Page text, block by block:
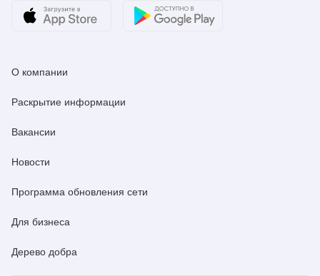
О компании
Раскрытие информации
Вакансии
Новости
Программа обновления сети
Для бизнеса
Дерево добра